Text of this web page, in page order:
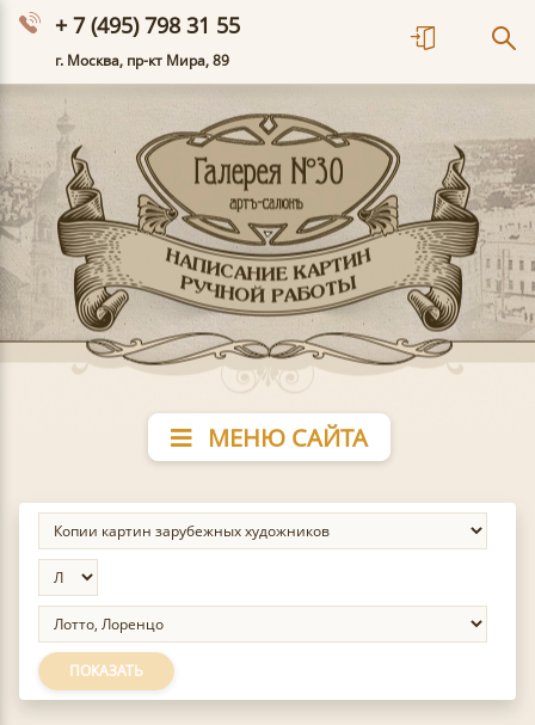
+ 7 (495) 798 31 55
г. Москва, пр-кт Мира, 89
МЕНЮ САЙТА
ПОКАЗАТЬ